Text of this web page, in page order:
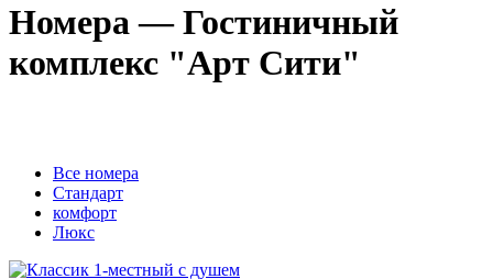
Номера — Гостиничный
комплекс "Арт Сити"
Вcе номера
Стандарт
комфорт
Люкс